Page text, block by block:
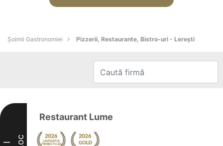
Șoimii Gastronomiei Pizzerii, Restaurante, Bistro-uri - Lereşti
I Loc
Restaurant Lume